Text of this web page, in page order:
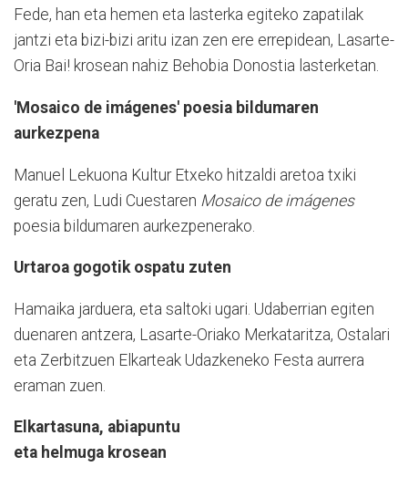
Fede, han eta hemen eta lasterka egiteko zapatilak
jantzi eta bizi-bizi aritu izan zen ere errepidean, Lasarte-
Oria Bai! krosean nahiz Behobia Donostia lasterketan.
'Mosaico de imágenes' poesia bildumaren
aurkezpena
Manuel Lekuona Kultur Etxeko hitzaldi aretoa txiki
geratu zen, Ludi Cuestaren Mosaico de imágenes
poesia bildumaren aurkezpenerako.
Urtaroa gogotik ospatu zuten
Hamaika jarduera, eta saltoki ugari. Udaberrian egiten
duenaren antzera, Lasarte-Oriako Merkataritza, Ostalari
eta Zerbitzuen Elkarteak Udazkeneko Festa aurrera
eraman zuen.
Elkartasuna, abiapuntu
eta helmuga krosean